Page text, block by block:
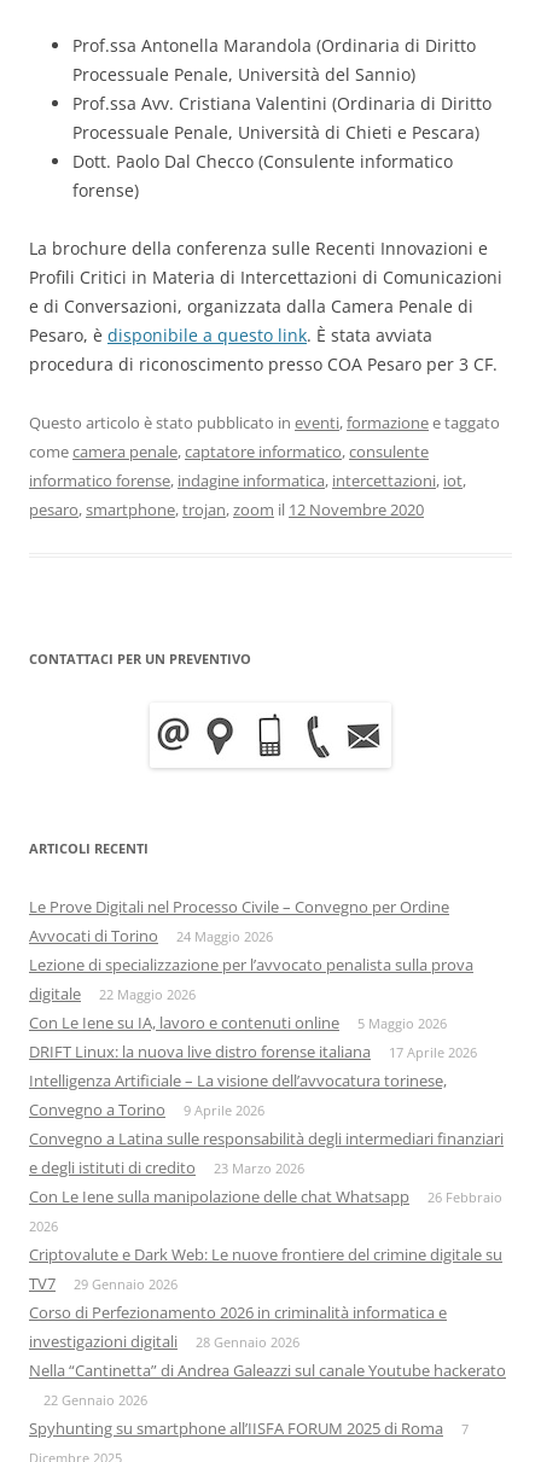
Prof.ssa Antonella Marandola (Ordinaria di Diritto
Processuale Penale, Università del Sannio)
Prof.ssa Avv. Cristiana Valentini (Ordinaria di Diritto
Processuale Penale, Università di Chieti e Pescara)
Dott. Paolo Dal Checco (Consulente informatico
forense)
La brochure della conferenza sulle Recenti Innovazioni e
Profili Critici in Materia di Intercettazioni di Comunicazioni
e di Conversazioni, organizzata dalla Camera Penale di
Pesaro, è disponibile a questo link. È stata avviata
procedura di riconoscimento presso COA Pesaro per 3 CF.
Questo articolo è stato pubblicato in eventi,formazionee taggato
comecamera penale,captatore informatico,consulente
informatico forense, indagine informatica, intercettazioni, iot,
pesaro,smartphone,trojan,zoom il 12 Novembre 2020
CONTATTACI PER UN PREVENTIVO
ARTICOLI RECENTI
Le Prove Digitali nel Processo Civile – Convegno per Ordine
Avvocati di Torino
24 Maggio 2026
Lezione di specializzazione per l’avvocato penalista sulla prova
digitale
22 Maggio 2026
Con Le Iene su IA, lavoro e contenuti online 5 Maggio 2026
DRIFT Linux: la nuova live distro forense italiana 17 Aprile 2026
Intelligenza Artificiale – La visione dell’avvocatura torinese,
Convegno a Torino
9 Aprile 2026
Convegno a Latina sulle responsabilità degli intermediari finanziari
e degli istituti di credito
23 Marzo 2026
Con Le Iene sulla manipolazione delle chat Whatsapp
26 Febbraio
2026
Criptovalute e Dark Web: Le nuove frontiere del crimine digitale su
TV7
29 Gennaio 2026
Corso di Perfezionamento 2026 in criminalità informatica e
investigazioni digitali
28 Gennaio 2026
Nella “Cantinetta” di Andrea Galeazzi sul canale Youtube hackerato
22 Gennaio 2026
Spyhunting su smartphone all’IISFA FORUM 2025 di Roma
7
Dicembre 2025